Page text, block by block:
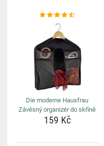
Die moderne Hausfrau
Závěsný organizér do skříně
159 Kč